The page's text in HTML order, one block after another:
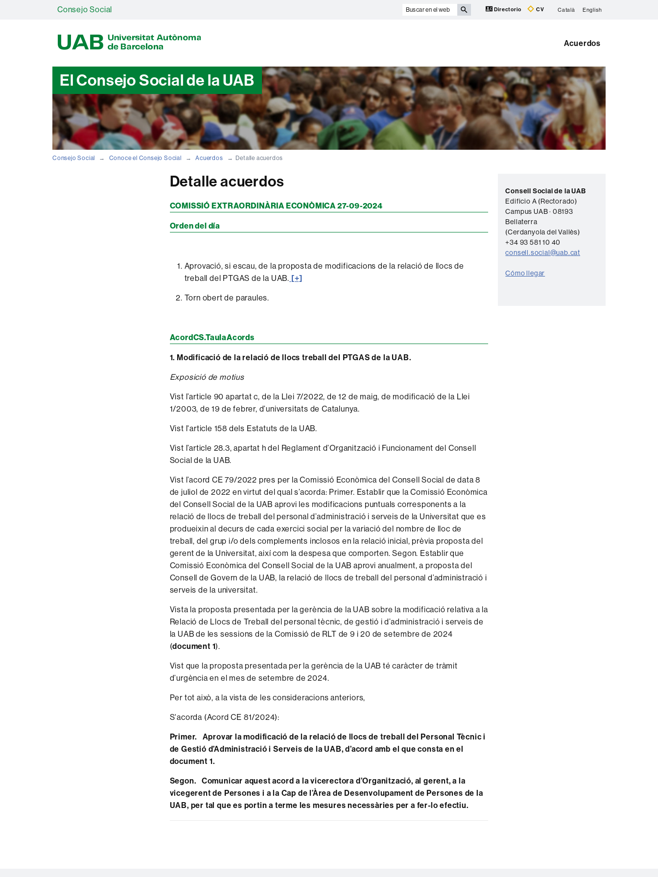
Consejo Social
Buscar
Directorio CV Català English
B
Acuerdos
El Consejo Social de la UAB
Consejo Social Conoce el Consejo Social Acuerdos Detalle acuerdos
Detalle acuerdos
COMISSIÓ EXTRAORDINÀRIA ECONÒMICA 27-09-2024
Orden del día
Aprovació, si escau, de la proposta de modificacions de la relació de llocs de
treball del PTGAS de la UAB. [+]
Torn obert de paraules.
AcordCS.TaulaAcords
1. Modificació de la relació de llocs treball del PTGAS de la UAB.
Exposició de motius
Vist l’article 90 apartat c, de la Llei 7/2022, de 12 de maig, de modificació de la Llei
1/2003, de 19 de febrer, d’universitats de Catalunya.
Vist l'article 158 dels Estatuts de la UAB.
Vist l’article 28.3, apartat h del Reglament d’Organització i Funcionament del Consell
Social de la UAB.
Vist l’acord CE 79/2022 pres per la Comissió Econòmica del Consell Social de data 8
de juliol de 2022 en virtut del qual s’acorda: Primer. Establir que la Comissió Econòmica
del Consell Social de la UAB aprovi les modificacions puntuals corresponents a la
relació de llocs de treball del personal d’administració i serveis de la Universitat que es
produeixin al decurs de cada exercici social per la variació del nombre de lloc de
treball, del grup i/o dels complements inclosos en la relació inicial, prèvia proposta del
gerent de la Universitat, així com la despesa que comporten. Segon. Establir que
Comissió Econòmica del Consell Social de la UAB aprovi anualment, a proposta del
Consell de Govern de la UAB, la relació de llocs de treball del personal d’administració i
serveis de la universitat.
Vista la proposta presentada per la gerència de la UAB sobre la modificació relativa a la
Relació de Llocs de Treball del personal tècnic, de gestió i d’administració i serveis de
la UAB de les sessions de la Comissió de RLT de 9 i 20 de setembre de 2024
(document 1).
Vist que la proposta presentada per la gerència de la UAB té caràcter de tràmit
d’urgència en el mes de setembre de 2024.
Per tot això, a la vista de les consideracions anteriors,
S'acorda (Acord CE 81/2024):
Primer. Aprovar la modificació de la relació de llocs de treball del Personal Tècnic i
de Gestió d’Administració i Serveis de la UAB, d’acord amb el que consta en el
document 1.
Segon. Comunicar aquest acord a la vicerectora d’Organització, al gerent, a la
vicegerent de Persones i a la Cap de l’Àrea de Desenvolupament de Persones de la
UAB, per tal que es portin a terme les mesures necessàries per a fer-lo efectiu.
complementaria
C
o
n
t
a
c
t
Consell Social de la UAB
Edificio A (Rectorado)
Campus UAB · 08193
Bellaterra
(Cerdanyola del Vallès)
+34 93 581 10 40
consell.social@uab.cat
Cómo llegar